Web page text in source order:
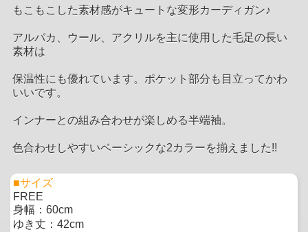
もこもこした素材感がキュートな変形カーディガン♪
アルパカ、ウール、アクリルを主に使用した毛足の長い
素材は
保温性にも優れています。ポケット部分も目立ってかわ
いいです。
インナーとの組み合わせが楽しめる半端袖。
色合わせしやすいベーシックな2カラーを揃えました!!
■サイズ
FREE
身幅：60cm
ゆき丈：42cm